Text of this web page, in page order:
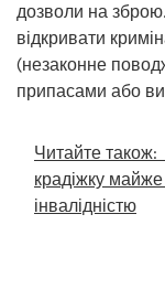
дозволи на
відкривати
(незаконне
припасами або
Читайте також:
крадіжку
інвалідністю